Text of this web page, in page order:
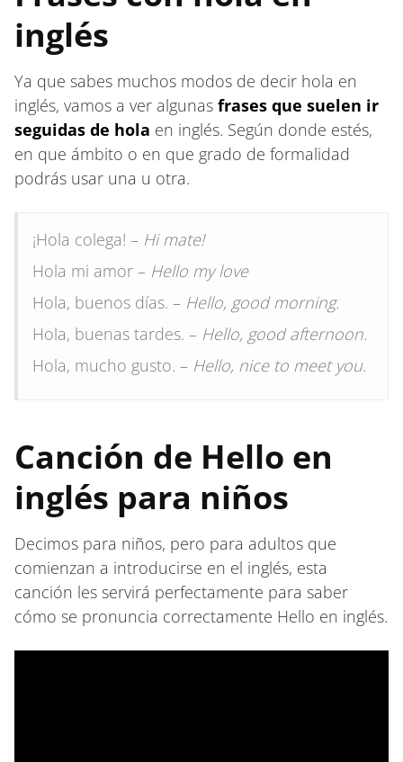
inglés
Ya que sabes muchos modos de decir hola en
inglés, vamos a ver algunas frases que suelen ir
seguidas de hola en inglés. Según donde estés,
en que ámbito o en que grado de formalidad
podrás usar una u otra.
¡Hola colega! – Hi mate!
Hola mi amor – Hello my love
Hola, buenos días. – Hello, good morning.
Hola, buenas tardes. – Hello, good afternoon.
Hola, mucho gusto. – Hello, nice to meet you.
Canción de Hello en
inglés para niños
Decimos para niños, pero para adultos que
comienzan a introducirse en el inglés, esta
canción les servirá perfectamente para saber
cómo se pronuncia correctamente Hello en inglés.